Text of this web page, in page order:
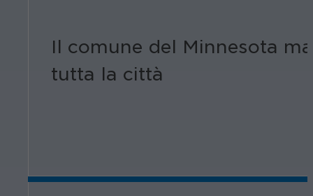
Il comune del Minnesota
tutta la città